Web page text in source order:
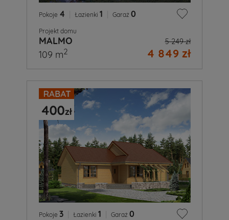
Pokoje 4 Łazienki 1 Garaż 0
Projekt domu
MALMO 5 249 zł
4 849 zł
109 m2
Pokoje 3 Łazienki 1 Garaż 0